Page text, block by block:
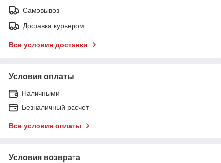
Самовывоз
Доставка курьером
Все условия доставки
Условия оплаты
Наличными
Безналичный расчет
Все условия оплаты
Условия возврата